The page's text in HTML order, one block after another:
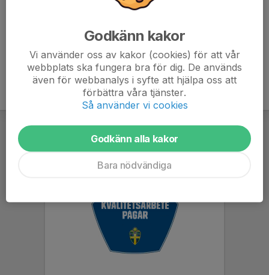
någon annan tar ditt pass skriv det i kallelsen!
Godkänn kakor
Vi använder oss av kakor (cookies) för att vår
webbplats ska fungera bra för dig. De används
även för webbanalys i syfte att hjälpa oss att
förbättra våra tjänster.
Så använder vi cookies
Godkänn alla kakor
Bara nödvändiga